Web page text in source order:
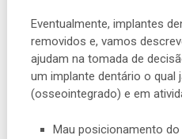
Eventualmente, implantes
removidos e, vamos
ajudam na tomada de
um implante dentário o qual
(osseointegrado) e em
Mau posicionamento